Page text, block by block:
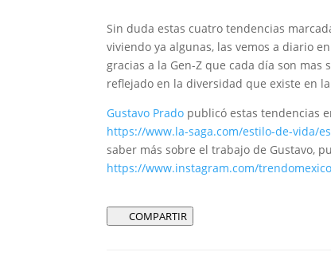
Sin duda estas cuatro tendencias
viviendo ya algunas, las vemos a diario
gracias a la Gen-Z que cada día son
reflejado en la diversidad que existe en
Gustavo Prado publicó estas tendencias
https://www.la-saga.com/estilo-de-vida/
saber más sobre el trabajo de Gustavo,
https://www.instagram.com/
COMPARTIR